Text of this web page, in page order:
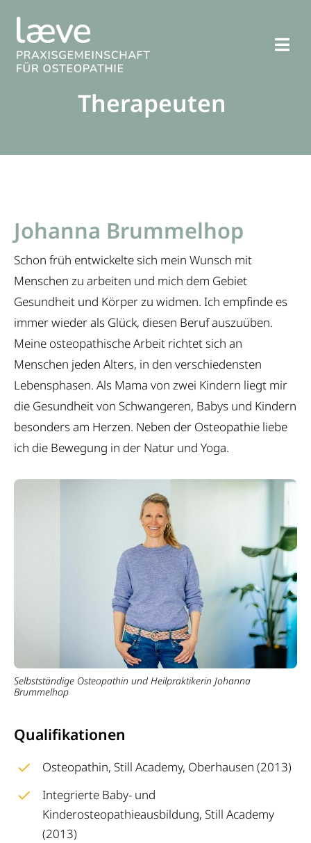
Inhalt
springen
Osteopathie
Praxis
FAQ
Kontakt
Therapeuten
Johanna Brummelhop
Schon früh entwickelte sich mein Wunsch mit
Menschen zu arbeiten und mich dem Gebiet
Gesundheit und Körper zu widmen. Ich empfinde es
immer wieder als Glück, diesen Beruf auszuüben.
Meine osteopathische Arbeit richtet sich an
Menschen jeden Alters, in den verschiedensten
Lebensphasen. Als Mama von zwei Kindern liegt mir
die Gesundheit von Schwangeren, Babys und Kindern
besonders am Herzen. Neben der Osteopathie liebe
ich die Bewegung in der Natur und Yoga.
Selbstständige Osteopathin und Heilpraktikerin Johanna
Brummelhop
Qualifikationen
Osteopathin, Still Academy, Oberhausen (2013)
Integrierte Baby- und
Kinderosteopathieausbildung, Still Academy
(2013)